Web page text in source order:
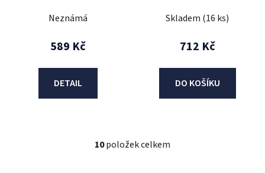
Neznámá
589 Kč
DETAIL
Skladem (16 ks)
712 Kč
DO KOŠÍKU
O
10položek celkem